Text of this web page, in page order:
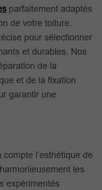
parfaitement adaptés
de votre toiture.
pour sélectionner
et durables. Nos
de la
et de la fixation
garantir une
l’esthétique de
les
expérimentés